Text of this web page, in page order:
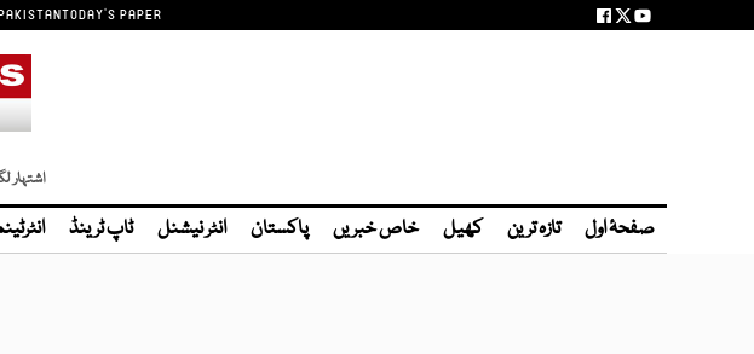
TODAY'S PAPER
اشتہار
صفحۂ اول تازہ ترین کھیل خاص خبریں پاکستان انٹر نیشنل ٹاپ ٹرینڈ